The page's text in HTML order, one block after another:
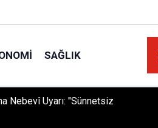
SAĞLIK
Nebevî Uyarı: "Sünnetsiz